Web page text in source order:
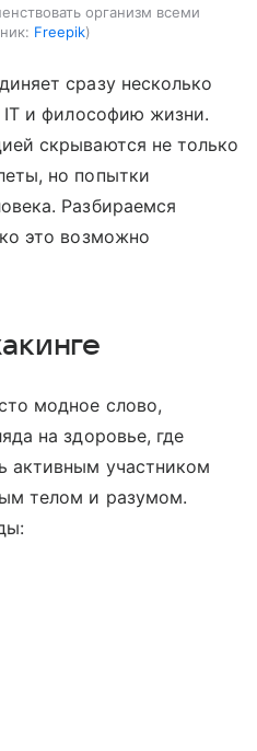
организм всеми
Freepik
сразу несколько
IT и философию жизни.
скрываются не только
но попытки
Разбираемся
это возможно
модное слово,
на здоровье, где
активным участником
телом и разумом.